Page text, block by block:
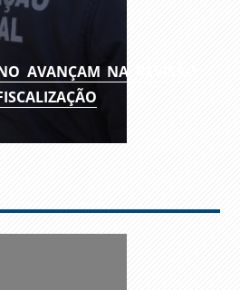
AVANÇAM NA REVISÃO